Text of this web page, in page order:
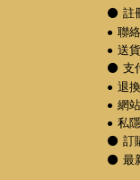
註
聯
送
支
退
網
私
訂
最